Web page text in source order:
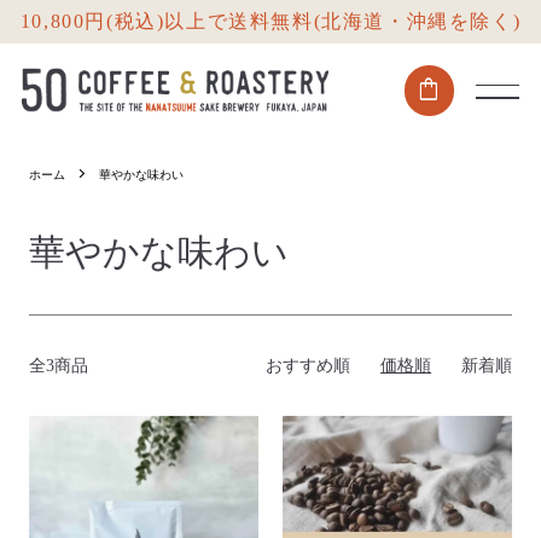
10,800円(税込)以上で送料無料(北海道・沖縄を除く)
shopping_bag
ホーム 華やかな味わい
華やかな味わい
全3商品 おすすめ順 価格順 新着順